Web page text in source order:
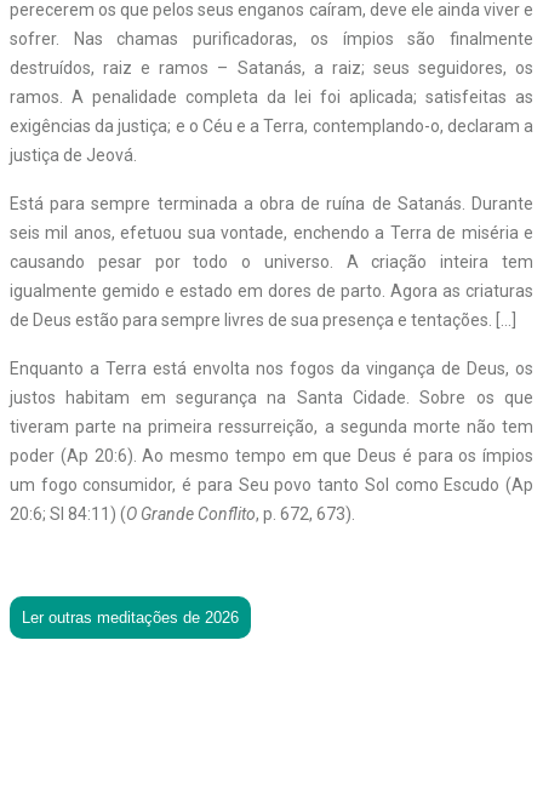
perecerem os que pelos seus enganos caíram, deve ele ainda viver e
sofrer. Nas chamas purificadoras, os ímpios são finalmente
destruídos, raiz e ramos – Satanás, a raiz; seus seguidores, os
ramos. A penalidade completa da lei foi aplicada; satisfeitas as
exigências da justiça; e o Céu e a Terra, contemplando-o, declaram a
justiça de Jeová.
Está para sempre terminada a obra de ruína de Satanás. Durante
seis mil anos, efetuou sua vontade, enchendo a Terra de miséria e
causando pesar por todo o universo. A criação inteira tem
igualmente gemido e estado em dores de parto. Agora as criaturas
de Deus estão para sempre livres de sua presença e tentações. […]
Enquanto a Terra está envolta nos fogos da vingança de Deus, os
justos habitam em segurança na Santa Cidade. Sobre os que
tiveram parte na primeira ressurreição, a segunda morte não tem
poder (Ap 20:6). Ao mesmo tempo em que Deus é para os ímpios
um fogo consumidor, é para Seu povo tanto Sol como Escudo (Ap
20:6; Sl 84:11) (O Grande Conflito, p. 672, 673).
Ler outras meditações de 2026